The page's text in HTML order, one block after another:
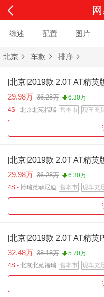
综述 配置 图片
北京 车款 排序
[北京]2019款 2.0T AT精英
29.98万 36.28万
6.30万
4S - 北京北苑福瑞 售本市 现车充
[北京]2019款 2.0T AT精英
29.98万 36.28万
6.30万
4S - 博瑞英菲尼迪 售本市 现车充
[北京]2019款 2.0T AT精英
32.48万 38.18万
5.70万
4S - 北京北苑福瑞 售本市 现车充